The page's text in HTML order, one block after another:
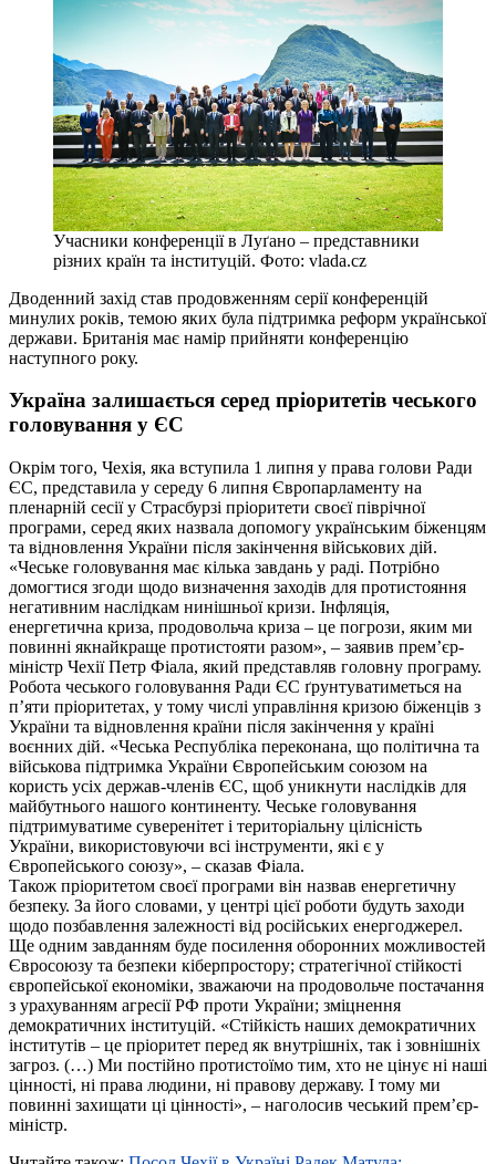
Учасники конференції в Луґано – представники
різних країн та інституцій. Фото: vlada.cz
Дводенний захід став продовженням серії конференцій
минулих років, темою яких була підтримка реформ української
держави. Британія має намір прийняти конференцію
наступного року.
Україна залишається серед пріоритетів чеського
головування у ЄС
Окрім того, Чехія, яка вступила 1 липня у права голови Ради
ЄС, представила у середу 6 липня Європарламенту на
пленарній сесії у Страсбурзі пріоритети своєї піврічної
програми, серед яких назвала допомогу українським біженцям
та відновлення України після закінчення військових дій.
«Чеське головування має кілька завдань у раді. Потрібно
домогтися згоди щодо визначення заходів для протистояння
негативним наслідкам нинішньої кризи. Інфляція,
енергетична криза, продовольча криза – це погрози, яким ми
повинні якнайкраще протистояти разом», – заявив прем’єр-
міністр Чехії Петр Фіала, який представляв головну програму.
Робота чеського головування Ради ЄС ґрунтуватиметься на
п’яти пріоритетах, у тому числі управління кризою біженців з
України та відновлення країни після закінчення у країні
воєнних дій. «Чеська Республіка переконана, що політична та
військова підтримка України Європейським союзом на
користь усіх держав-членів ЄС, щоб уникнути наслідків для
майбутнього нашого континенту. Чеське головування
підтримуватиме суверенітет і територіальну цілісність
України, використовуючи всі інструменти, які є у
Європейського союзу», – сказав Фіала.
Також пріоритетом своєї програми він назвав енергетичну
безпеку. За його словами, у центрі цієї роботи будуть заходи
щодо позбавлення залежності від російських енергоджерел.
Ще одним завданням буде посилення оборонних можливостей
Євросоюзу та безпеки кіберпростору; стратегічної стійкості
європейської економіки, зважаючи на продовольче постачання
з урахуванням агресії РФ проти України; зміцнення
демократичних інституцій. «Стійкість наших демократичних
інститутів – це пріоритет перед як внутрішніх, так і зовнішніх
загроз. (…) Ми постійно протистоїмо тим, хто не цінує ні наші
цінності, ні права людини, ні правову державу. І тому ми
повинні захищати ці цінності», – наголосив чеський прем’єр-
міністр.